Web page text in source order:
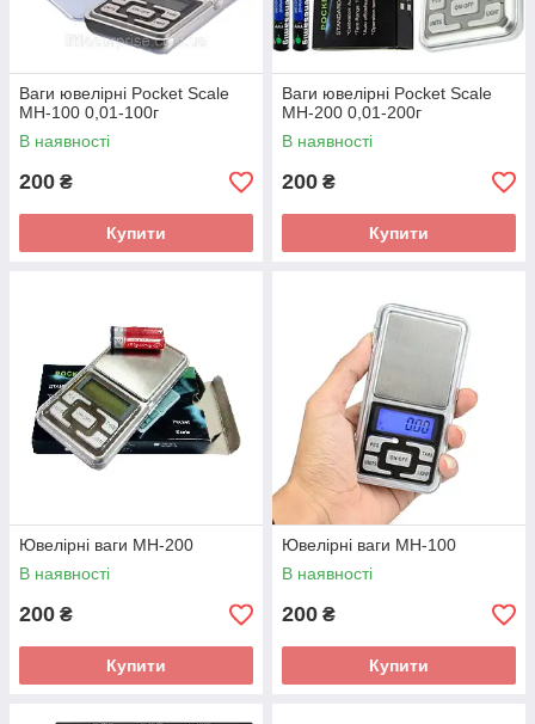
Ваги ювелірні Pocket Scale
MH-100 0,01-100г
В наявності
200 ₴
Купити
Ваги ювелірні Pocket Scale
MH-200 0,01-200г
В наявності
200 ₴
Купити
Ювелірні ваги MH-200
В наявності
200 ₴
Купити
Ювелірні ваги MH-100
В наявності
200 ₴
Купити